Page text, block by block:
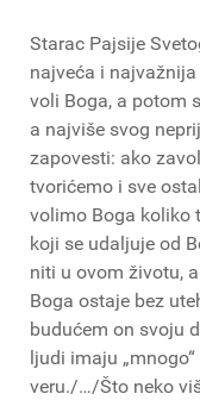
Starac Pajsije
najveća i
voli Boga, a potom
a najviše svog
zapovesti: ako
tvorićemo i sve
volimo Boga koliko
koji se udaljuje od
niti u ovom životu,
Boga ostaje bez
budućem on svoju
ljudi imaju
veru./…/Što neko